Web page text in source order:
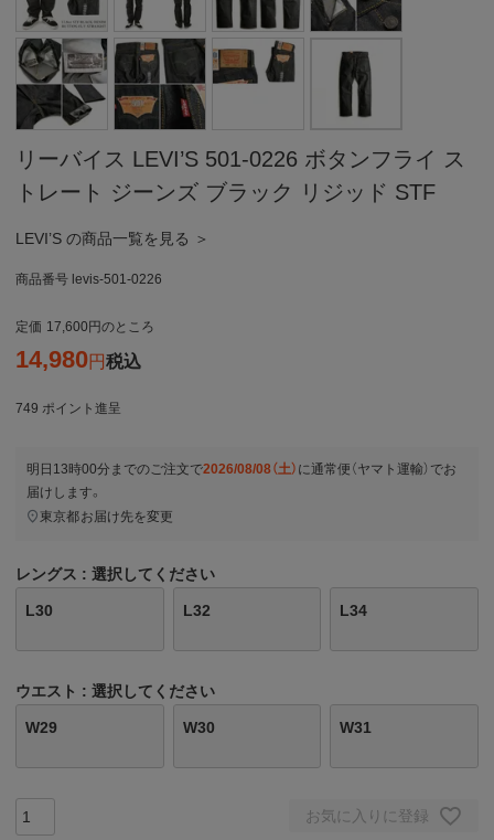
リーバイス LEVI’S 501-0226 ボタンフライ ス
トレート ジーンズ ブラック リジッド STF
LEVI’S の商品一覧を見る ＞
商品番号 levis-501-0226
定価 17,600 のところ
14,980 税込
749 ポイント進呈
明日 13時00分 までのご注文で2026/08/08（土） に通常便（ヤマト運輸） でお
届けします。
東京都お届け先を変更
レングス 選択してください
L30 L32 L34
ウエスト 選択してください
W29 W30 W31
お気に入りに登録